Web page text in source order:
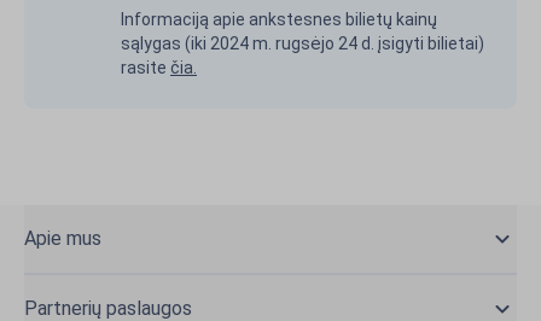
Informaciją apie ankstesnes bilietų kainų
sąlygas (iki 2024 m. rugsėjo 24 d. įsigyti bilietai)
rasite čia.
Apie mus
Partnerių paslaugos